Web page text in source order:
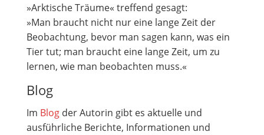
»Arktische Träume« treffend gesagt:
»Man braucht nicht nur eine lange Zeit der
Beobachtung, bevor man sagen kann, was ein
Tier tut; man braucht eine lange Zeit, um zu
lernen, wie man beobachten muss.«
Blog
Im Blogder Autorin gibt es aktuelle und
ausführliche Berichte, Informationen und